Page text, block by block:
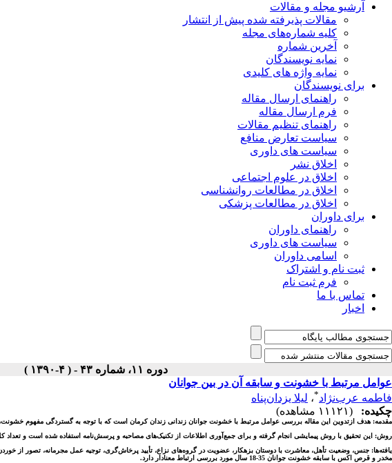
آرشیو مجله و مقالات
مقالات پذیرفته شده پیش از انتشار
کلیه شماره‌های مجله
آخرین شماره
نمایه نویسندگان
نمایه واژه های کلیدی
برای نویسندگان
راهنمای ارسال مقاله
فرم ارسال مقاله
راهنمای تنظیم مقالات
سیاست تعارض منافع
سیاست های داوری
اخلاق نشر
اخلاق در علوم اجتماعی
اخلاق در مطالعات روانشناسی
اخلاق در مطالعات پزشکی
برای داوران
راهنمای داوران
سیاست های داوری
اسامی داوران
ثبت نام و اشتراک
فرم ثبت نام
تماس با ما
اخبار
دوره ۱۱، شماره ۴۳ - ( ۴-۱۳۹۰ )
عوامل مرتبط با خشونت و سابقه آن در بین جوانان
فاطمه عرب‌نژاد*، لیلا یزدان‌پناه
چکیده:
(۱۱۱۲۱ مشاهده)
مقدمه: هدف ازتدوین این مقاله بررسی عوامل مرتبط با خشونت جوانان زندانی زندان کرمان است که با توجه به گستردگی مفهوم
روش: این تحقیق با روش‌ پیمایشی انجام گرفته و برای جمع‌آوری اطلاعات از تکنیک‌های مصاحبه و پرسش‌نامه استفاده شده است و تعداد کل افراد مورد بررسی 123 نفر(کل زندانیان با سابقه
یافته‌ها: جنس، وضعیت تأهل، معاشرت با دوستان بزهکار، عضویت در گروه‌های نزاع، تأیید پرخاش‌گری، توجیه عمل مجرمانه، تصور از
مخدر و قرص اکس با سابقه خشونت جوانان 35-18 سال مورد بررسی ارتباط معنا‌دار دارد.